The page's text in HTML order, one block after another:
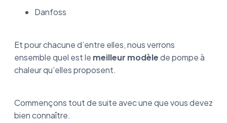
Danfoss
Et pour chacune d’entre elles, nous verrons
ensemble quel est le meilleur modèlede pompe à
chaleur qu’elles proposent.
Commençons tout de suite avec une que vous devez
bien connaître.